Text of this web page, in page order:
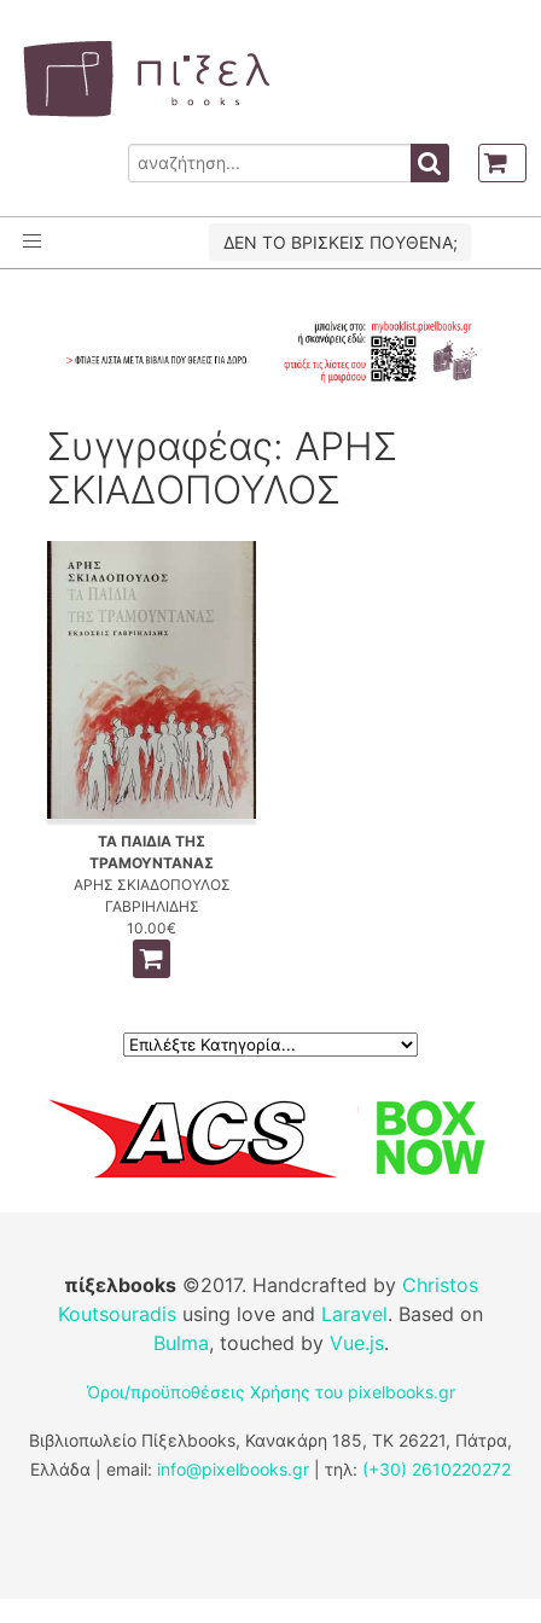
ΔΕΝ ΤΟ ΒΡΙΣΚΕΙΣ ΠΟΥΘΕΝΑ;
Συγγραφέας: ΑΡΗΣ
ΣΚΙΑΔΟΠΟΥΛΟΣ
ΤΑ ΠΑΙΔΙΑ ΤΗΣ
ΤΡΑΜΟΥΝΤΑΝΑΣ
ΑΡΗΣ ΣΚΙΑΔΟΠΟΥΛΟΣ
ΓΑΒΡΙΗΛΙΔΗΣ
10.00€
πίξελbooks©2017. Handcrafted by Christos
Koutsouradis using love and Laravel. Based on
Bulma, touched by Vue.js.
Όροι/προϋποθέσεις Χρήσης του pixelbooks.gr
Βιβλιοπωλείο Πίξελbooks, Κανακάρη 185, ΤΚ 26221, Πάτρα,
Ελλάδα | email: info@pixelbooks.gr | τηλ: (+30) 2610220272